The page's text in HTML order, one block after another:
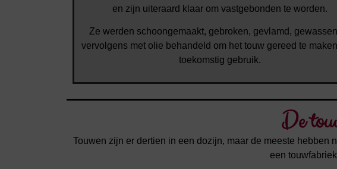
en zijn uiteraard klaar om vastgebonden te worden.
Ze werden schoongemaakt, gebroken, gevlamd,
vervolgens met olie behandeld om het touw gereed te
toekomstig gebruik.
De
Touwen zijn er dertien in een dozijn, maar de meeste
een